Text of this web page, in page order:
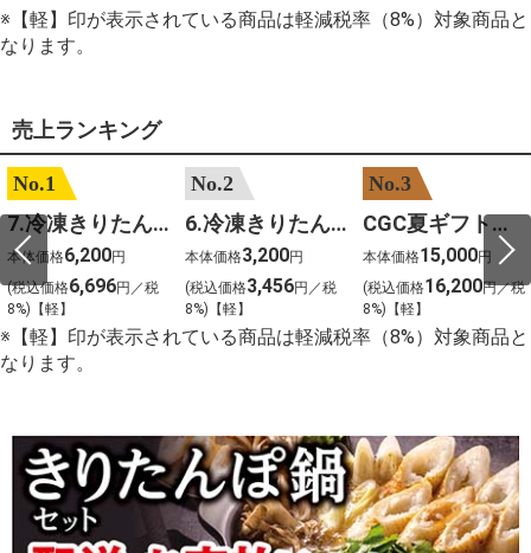
※【軽】印が表示されている商品は軽減税率（8%）対象商品と
なります。
売上ランキング
No.1
7.冷凍きりたんぽセットM 野菜なし 4人前
本体価格6,200円
(税込価格6,696円／税
8%)【軽】
No.2
6.冷凍きりたんぽセットＳ 野菜なし 2人前
本体価格3,200円
(税込価格3,456円／税
8%)【軽】
No.3
CGC夏ギフト【1101】和牛苑 神戸牛・三田和牛食べ比べ(680g)
本体価格15,000円
(税込価格16,200円／税
8%)【軽】
※【軽】印が表示されている商品は軽減税率（8%）対象商品と
なります。